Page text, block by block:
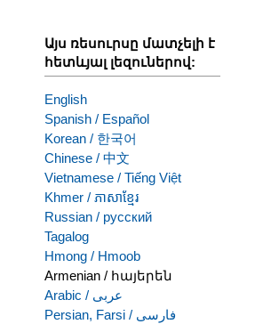
Այս ռեսուրսը մատչելի է
հետևյալ լեզուներով:
English
Spanish / Español
Korean / 한국어
Chinese / 中文
Vietnamese / Tiếng Việt
Khmer / ភាសាខ្មែរ
Russian / русский
Tagalog
Hmong / Hmoob
Armenian / հայերեն
Arabic / عربى
Persian, Farsi / فارسی